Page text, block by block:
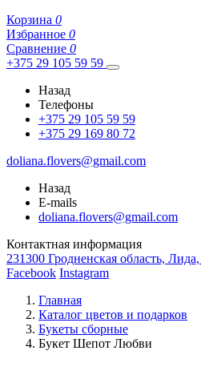
Корзина 0
Избранное 0
Сравнение 0
+375 29 105 59 59
Назад
Телефоны
+375 29 105 59 59
+375 29 169 80 72
doliana.flovers@gmail.com
Назад
E-mails
doliana.flovers@gmail.com
Контактная информация
231300 Гродненская область,
Facebook Instagram
Главная
Каталог цветов и подарков
Букеты сборные
Букет Шепот Любви